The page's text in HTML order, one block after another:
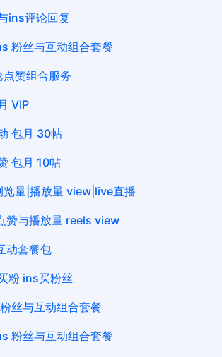
ins评论回复
粉丝与互动组合套餐
点赞组合服务
VIP
包月 30帖
包月 10帖
览量|播放量 view|live直播
赞与播放量 reels view
动套餐包
粉 ins买粉丝
丝与互动组合套餐
粉丝与互动组合套餐